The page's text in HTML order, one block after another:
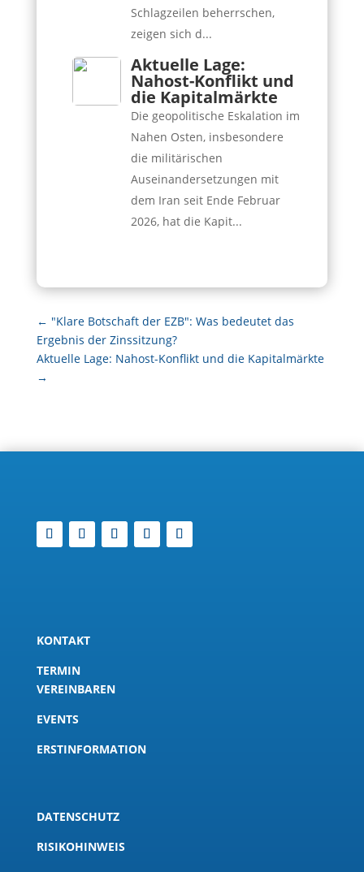
Schlagzeilen beherrschen,
zeigen sich d...
Aktuelle Lage:
Nahost-Konflikt und
die Kapitalmärkte
Die geopolitische Eskalation im
Nahen Osten, insbesondere
die militärischen
Auseinandersetzungen mit
dem Iran seit Ende Februar
2026, hat die Kapit...
← "Klare Botschaft der EZB": Was bedeutet das
Ergebnis der Zinssitzung?
Aktuelle Lage: Nahost-Konflikt und die Kapitalmärkte
→
KONTAKT
TERMIN
VEREINBAREN
EVENTS
ERSTINFORMATION
DATENSCHUTZ
RISIKOHINWEIS